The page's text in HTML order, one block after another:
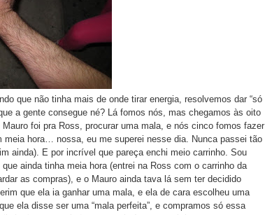
que não tinha mais de onde tirar energia, resolvemos dar “só
a gente consegue né? Lá fomos nós, mas chegamos às oito
foi pra Ross, procurar uma mala, e nós cinco fomos fazer
meia hora… nossa, eu me superei nesse dia. Nunca passei tão
ainda). E por incrível que pareça enchi meio carrinho. Sou
ainda tinha meia hora (entrei na Ross com o carrinho da
as compras), e o Mauro ainda tava lá sem ter decidido
que ela ia ganhar uma mala, e ela de cara escolheu uma
ela disse ser uma “mala perfeita”, e compramos só essa